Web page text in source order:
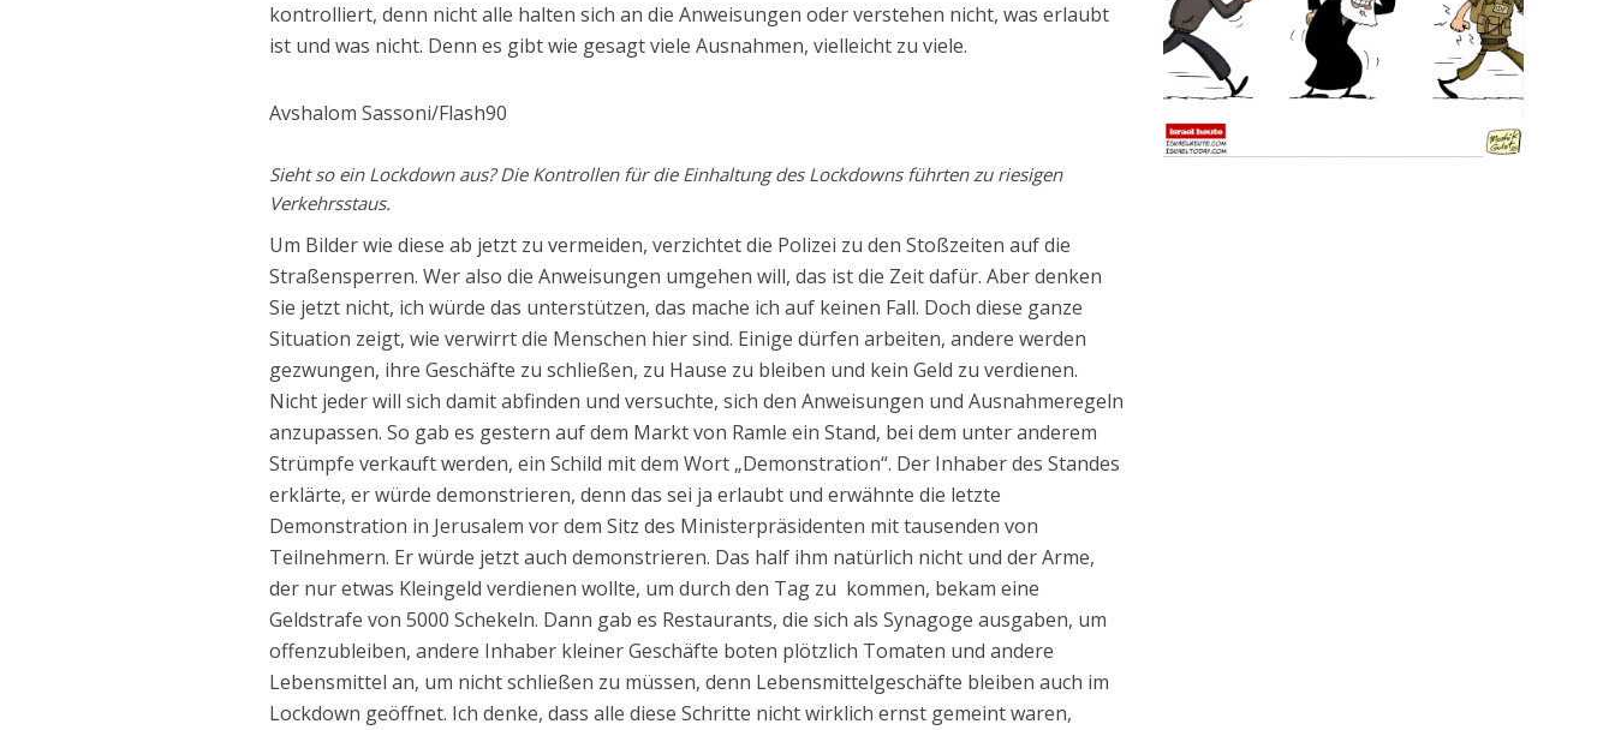
kontrolliert, denn nicht alle halten sich an die Anweisungen oder verstehen nicht, was erlaubt
ist und was nicht. Denn es gibt wie gesagt viele Ausnahmen, vielleicht zu viele.
Avshalom Sassoni/Flash90
Sieht so ein Lockdown aus? Die Kontrollen für die Einhaltung des Lockdowns führten zu riesigen
Verkehrsstaus.
Um Bilder wie diese ab jetzt zu vermeiden, verzichtet die Polizei zu den Stoßzeiten auf die
Straßensperren. Wer also die Anweisungen umgehen will, das ist die Zeit dafür. Aber denken
Sie jetzt nicht, ich würde das unterstützen, das mache ich auf keinen Fall. Doch diese ganze
Situation zeigt, wie verwirrt die Menschen hier sind. Einige dürfen arbeiten, andere werden
gezwungen, ihre Geschäfte zu schließen, zu Hause zu bleiben und kein Geld zu verdienen.
Nicht jeder will sich damit abfinden und versuchte, sich den Anweisungen und Ausnahmeregeln
anzupassen. So gab es gestern auf dem Markt von Ramle ein Stand, bei dem unter anderem
Strümpfe verkauft werden, ein Schild mit dem Wort „Demonstration“. Der Inhaber des Standes
erklärte, er würde demonstrieren, denn das sei ja erlaubt und erwähnte die letzte
Demonstration in Jerusalem vor dem Sitz des Ministerpräsidenten mit tausenden von
Teilnehmern. Er würde jetzt auch demonstrieren. Das half ihm natürlich nicht und der Arme,
der nur etwas Kleingeld verdienen wollte, um durch den Tag zu kommen, bekam eine
Geldstrafe von 5000 Schekeln. Dann gab es Restaurants, die sich als Synagoge ausgaben, um
offenzubleiben, andere Inhaber kleiner Geschäfte boten plötzlich Tomaten und andere
Lebensmittel an, um nicht schließen zu müssen, denn Lebensmittelgeschäfte bleiben auch im
Lockdown geöffnet. Ich denke, dass alle diese Schritte nicht wirklich ernst gemeint waren,